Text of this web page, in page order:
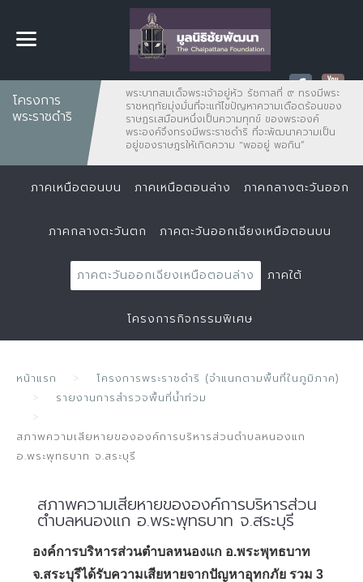
โครงการ
พระราชดำริ
พระบาทสมเด็จพระเจ้าอยู่หัว รัชกาลที่ ๙ ทรงมีพระ
ราชหฤทัยมุ่งมั่นที่จะแก้ไขปัญหาความเดือดร้อนของ
ราษฏรเสมือนหนึ่งเป็นความทุกข์ ของพระองค์
พระองค์จึงทรงมีพระราชดำริ ที่จะพัฒนาความเป็น
อยู่ของราษฎรให้เกิดความ "พออยู่ พอกิน”
ภาคเหนือตอนบน ภาคเหนือตอนล่าง ภาคกลางตะวันออก
ภาคกลางตะวันตก ภาคตะวันออกเฉียงเหนือตอนบน
ภาคตะวันออกเฉียงเหนือตอนล่าง ภาคใต้
โครงการกิจกรรมพิเศษ
หน้าแรก
โครงการพระราชดำริ (จำแนกตามพื้นที่ในภูมิภาค)
รายงานการสำรวจพื้นที่น้ำท่วม
สภาพความเสียหายขององค์การบริหารส่วนตำบลหนองแก
อ.พระพุทธบาท จ.สระบุรี
สภาพความเสียหายขององค์การบริหารส่วน
ตำบลหนองแก อ.พระพุทธบาท จ.สระบุรี
องค์การบริหารส่วนตำบลหนองแก อ.พระพุทธบาท
จ.สระบุรีได้รับความเสียหายจากปัญหาอุทกภัย รวม 3